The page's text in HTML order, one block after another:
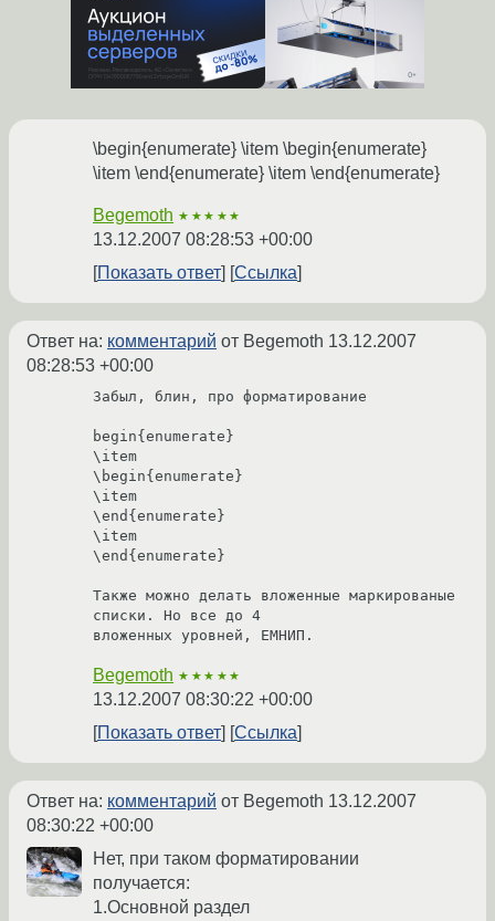
\begin{enumerate} \item \begin{enumerate}
\item \end{enumerate} \item \end{enumerate}
Begemoth ★★★★★
13.12.2007 08:28:53 +00:00
Показать ответ
Ссылка
Ответ на: комментарий от Begemoth 13.12.2007
08:28:53 +00:00
Забыл, блин, про форматирование
begin{enumerate}
\item
\begin{enumerate}
\item
\end{enumerate}
\item
\end{enumerate}
Также можно делать вложенные маркированые
списки. Но все до 4
вложенных уровней, ЕМНИП.
Begemoth ★★★★★
13.12.2007 08:30:22 +00:00
Показать ответ
Ссылка
Ответ на: комментарий от Begemoth 13.12.2007
08:30:22 +00:00
Нет, при таком форматировании
получается:
1.Основной раздел